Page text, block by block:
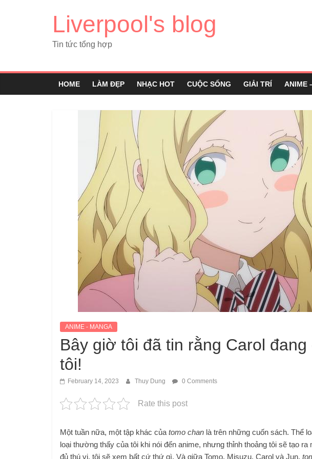
Liverpool's blog
Tin tức tổng hợp
HOME LÀM ĐẸP NHẠC HOT CUỘC SỐNG GIẢI TRÍ ANIME
ANIME - MANGA
Bây giờ tôi đã tin rằng Carol
tôi!
February 14, 2023 Thuy Dung 0 Comments
Rate this post
Một tuần nữa, một tập khác của tomo chan là trên những cuốn sách. Thể
loại thường thấy của tôi khi nói đến anime, nhưng thỉnh thoảng tôi sẽ tạo
đủ thú vị, tôi sẽ xem bất cứ thứ gì. Và giữa Tomo, Misuzu, Carol và Jun,